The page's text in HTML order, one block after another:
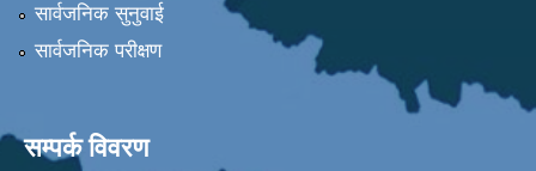
सार्वजनिक सुनुवाई
सार्वजनिक परीक्षण
सम्पर्क विवरण